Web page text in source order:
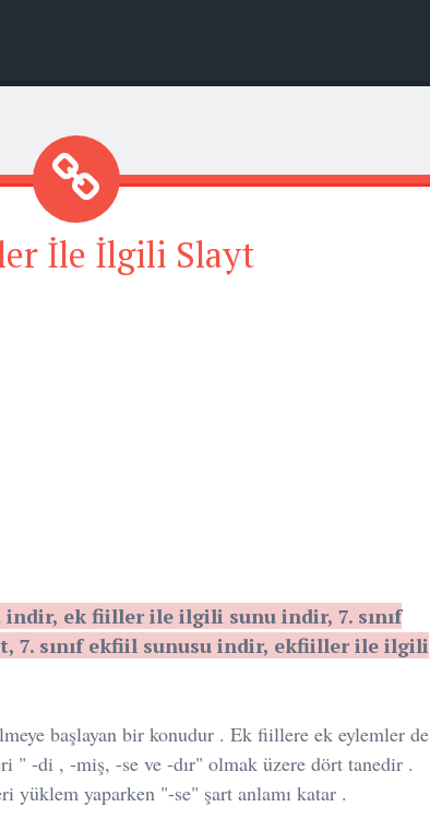
İle İlgili Slayt
ek fiiller ile ilgili sunu indir, 7. sınıf
7. sınıf ekfiil sunusu indir, ekfiiller ile ilgili
başlayan bir konudur . Ek fiillere ek eylemler de
" -di , -miş, -se ve -dır" olmak üzere dört tanedir .
yüklem yaparken "-se" şart anlamı katar .